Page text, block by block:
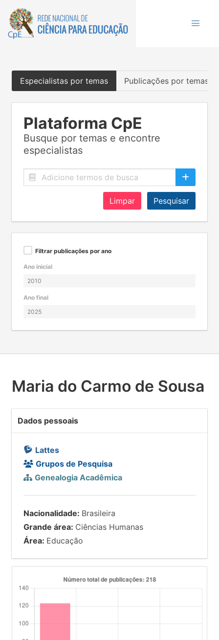
Especialistas por temas Publicações por temas
Plataforma CpE
Busque por temas e encontre
especialistas
Limpar Pesquisar
Filtrar publicações por ano
Ano inicial
Ano final
Maria do Carmo de Sousa
Dados pessoais
Lattes
Grupos de Pesquisa
Genealogia Acadêmica
Nacionalidade: Brasileira
Grande área: Ciências Humanas
Área: Educação